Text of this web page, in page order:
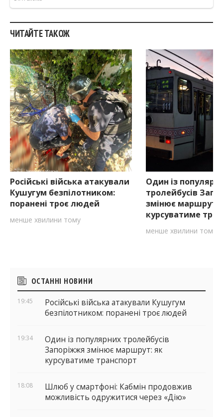
ЧИТАЙТЕ ТАКОЖ
Російські війська атакували
Кушугум безпілотником:
поранені троє людей
менше хвилини тому
Один із
тролейбусів
змінює маршрут:
курсуватиме
менше хвилини тому
Бічні
віджети
ОСТАННІ НОВИНИ
19:45
Російські війська атакували Кушугум
безпілотником: поранені троє людей
19:34
Один із популярних тролейбусів
Запоріжжя змінює маршрут: як
курсуватиме транспорт
18:08
Шлюб у смартфоні: Кабмін продовжив
можливість одружитися через «Дію»